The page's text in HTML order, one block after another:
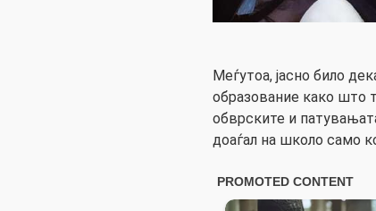
Меѓутоа, јасно било
образование како што
обврските и
доаѓал на школо само